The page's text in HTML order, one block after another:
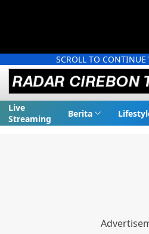
SCROLL TO
Live
Streaming
Berita